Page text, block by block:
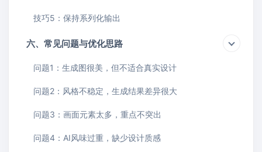
技巧5：保持系列化输出
六、常见问题与优化思路
问题1：生成图很美，但不适合真实设计
问题2：风格不稳定，生成结果差异很大
问题3：画面元素太多，重点不突出
问题4：AI风味过重，缺少设计质感